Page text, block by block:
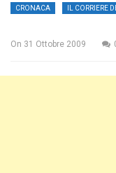
CRONACA
On 31 Ottobre 2009